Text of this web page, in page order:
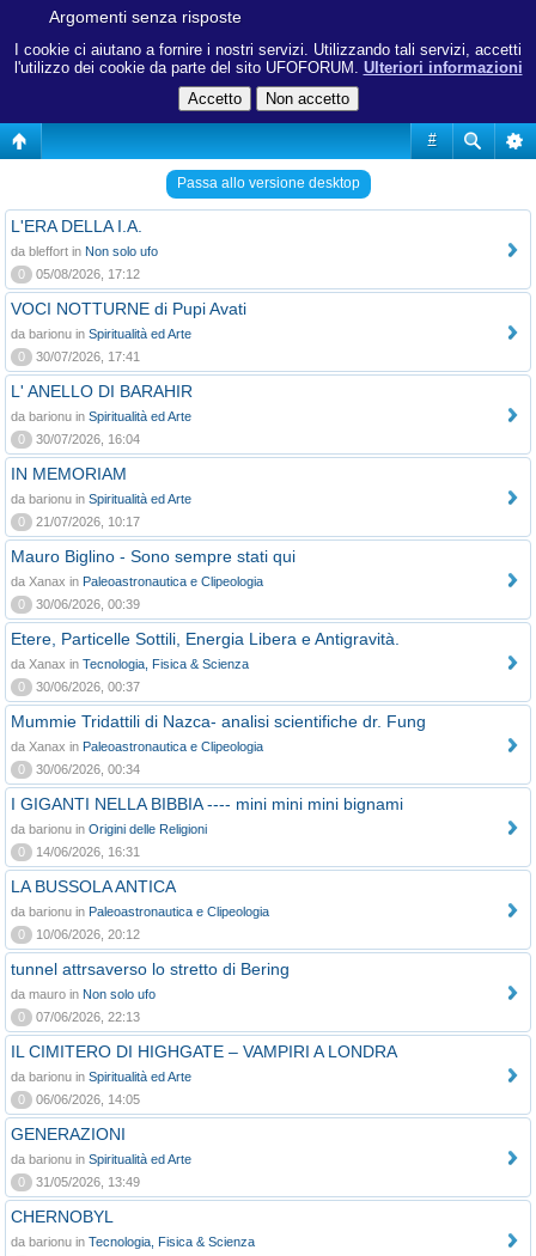
I cookie ci aiutano a fornire i nostri servizi. Utilizzando tali servizi, accetti
l'utilizzo dei cookie da parte del sito UFOFORUM. Ulteriori informazioni
#
Argomenti senza risposte
Passa allo versione desktop
L'ERA DELLA I.A.
da bleffort in Non solo ufo
0
05/08/2026, 17:12
VOCI NOTTURNE di Pupi Avati
da barionu in Spiritualità ed Arte
0
30/07/2026, 17:41
L' ANELLO DI BARAHIR
da barionu in Spiritualità ed Arte
0
30/07/2026, 16:04
IN MEMORIAM
da barionu in Spiritualità ed Arte
0
21/07/2026, 10:17
Mauro Biglino - Sono sempre stati qui
da Xanax in Paleoastronautica e Clipeologia
0
30/06/2026, 00:39
Etere, Particelle Sottili, Energia Libera e Antigravità.
da Xanax in Tecnologia, Fisica & Scienza
0
30/06/2026, 00:37
Mummie Tridattili di Nazca- analisi scientifiche dr. Fung
da Xanax in Paleoastronautica e Clipeologia
0
30/06/2026, 00:34
I GIGANTI NELLA BIBBIA ---- mini mini mini bignami
da barionu in Origini delle Religioni
0
14/06/2026, 16:31
LA BUSSOLA ANTICA
da barionu in Paleoastronautica e Clipeologia
0
10/06/2026, 20:12
tunnel attrsaverso lo stretto di Bering
da mauro in Non solo ufo
0
07/06/2026, 22:13
IL CIMITERO DI HIGHGATE – VAMPIRI A LONDRA
da barionu in Spiritualità ed Arte
0
06/06/2026, 14:05
GENERAZIONI
da barionu in Spiritualità ed Arte
0
31/05/2026, 13:49
CHERNOBYL
da barionu in Tecnologia, Fisica & Scienza